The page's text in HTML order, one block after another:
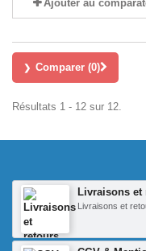
Ajouter au
Comparer (0)
Résultats 1 - 12 sur 12.
Livraisons et
Livraisons et